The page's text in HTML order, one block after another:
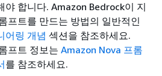
야 합니다. Amazon Bedrock이 지
프트를 만드는 방법의 일반적인
어링 개념 섹션을 참조하세요.
프트 정보는 Amazon Nova 프롬
를 참조하세요.